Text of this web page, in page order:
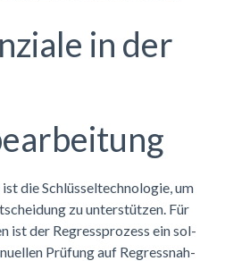
in der
die Schlüs­sel­tech­no­lo­gie, um
zu un­ter­stüt­zen. Für
ist der Re­gress­pro­zess ein sol­
Prü­fung auf Re­gress­nah­